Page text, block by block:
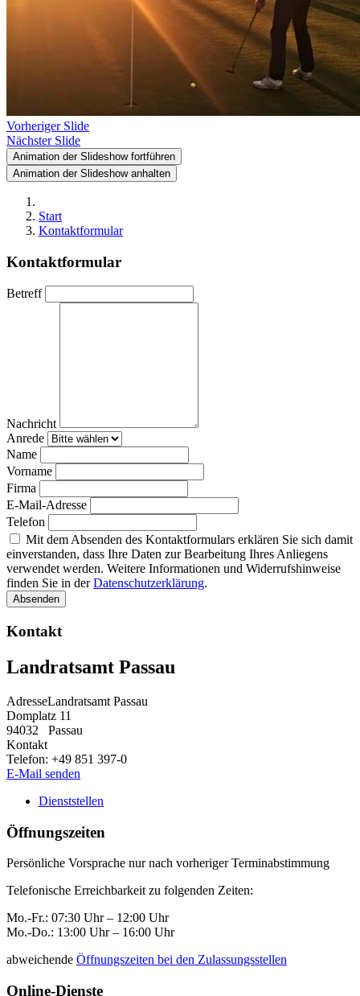
Vorheriger Slide
Nächster Slide
Animation der Slideshow fortführen
Animation der Slideshow anhalten
Start
Kontaktformular
Kontaktformular
Betreff
Nachricht
Anrede
Name
Vorname
Firma
E-Mail-Adresse
Telefon
Mit dem Absenden des Kontaktformulars erklären Sie sich damit
einverstanden, dass Ihre Daten zur Bearbeitung Ihres Anliegens
verwendet werden. Weitere Informationen und Widerrufshinweise
finden Sie in derDatenschutzerklärung.
Absenden
Kontakt
Landratsamt Passau
AdresseLandratsamt Passau
Domplatz 11
94032
Passau
Kontakt
Telefon: +49 851 397-0
E-Mail senden
Dienststellen
Öffnungszeiten
Persönliche Vorsprache nur nach vorheriger Terminabstimmung
Telefonische Erreichbarkeit zu folgenden Zeiten:
Mo.-Fr.: 07:30 Uhr – 12:00 Uhr
Mo.-Do.: 13:00 Uhr – 16:00 Uhr
abweichende Öffnungszeiten bei den Zulassungsstellen
Online-Dienste